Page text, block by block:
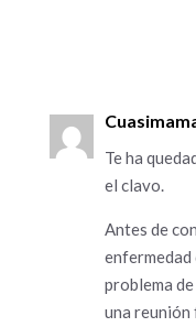
Te ha
el clavo.
Antes de
problema
una